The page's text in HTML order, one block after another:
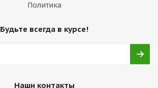
Политика
Будьте всегда в курсе!
Наши контакты